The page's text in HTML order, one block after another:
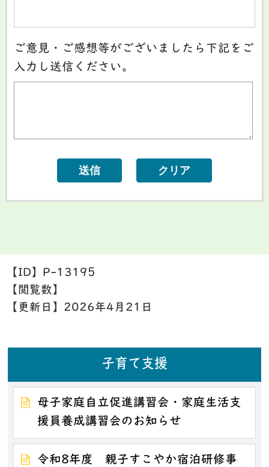
ご意見・ご感想等がございましたら下記をご
入力し送信ください。
【ID】 P-13195
【閲覧数】
【更新日】 2026年4月21日
子育て支援
母子家庭自立促進講習会・家庭生活支
援員養成講習会のお知らせ
令和8年度 親子すこやか宿泊研修事